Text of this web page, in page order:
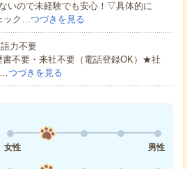
いので未経験でも安心！▽具体的に
ック…つづきを見る
力不要
不要・来社不要（電話登録OK）★社
…つづきを見る
女性
男性